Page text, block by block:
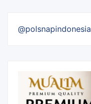
@polsnapindonesia